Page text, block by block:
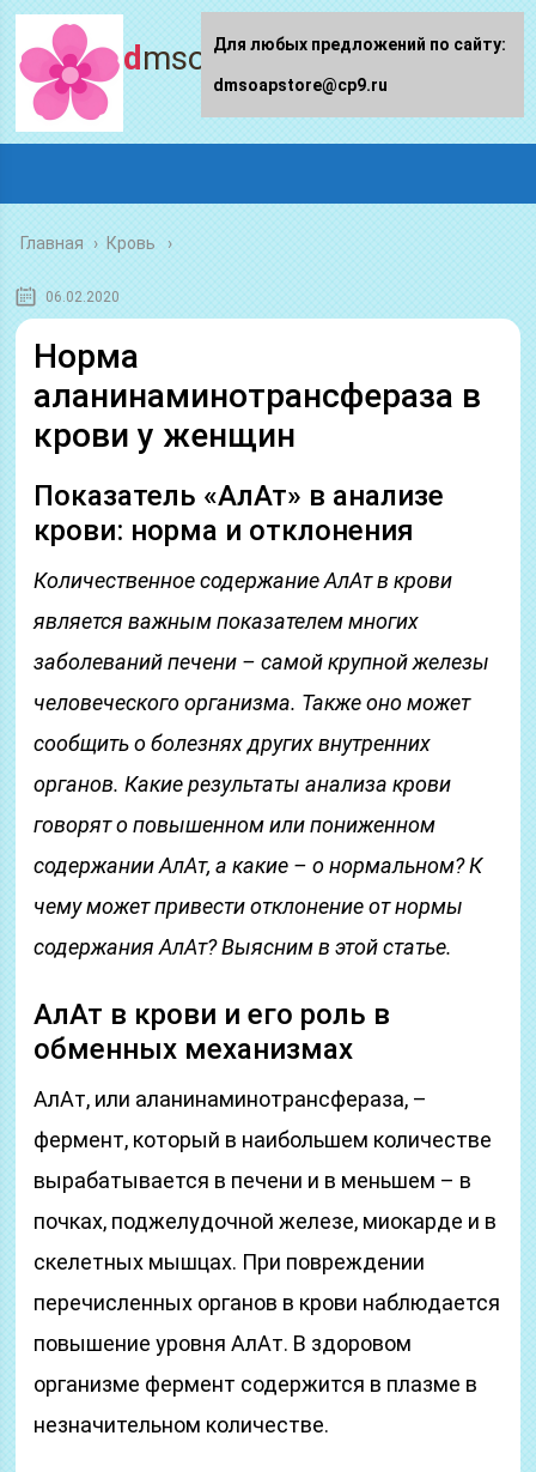
dmsoapstore.ru
Главная › Кровь
06.02.2020
Норма
аланинаминотрансфераза в
крови у женщин
Показатель «АлАт» в анализе
крови: норма и отклонения
Количественное содержание АлАт в крови
является важным показателем многих
заболеваний печени – самой крупной железы
человеческого организма. Также оно может
сообщить о болезнях других внутренних
органов. Какие результаты анализа крови
говорят о повышенном или пониженном
содержании АлАт, а какие – о нормальном? К
чему может привести отклонение от нормы
содержания АлАт? Выясним в этой статье.
АлАт в крови и его роль в
обменных механизмах
АлАт, или аланинаминотрансфераза, –
фермент, который в наибольшем количестве
вырабатывается в печени и в меньшем – в
почках, поджелудочной железе, миокарде и в
скелетных мышцах. При повреждении
перечисленных органов в крови наблюдается
повышение уровня АлАт. В здоровом
организме фермент содержится в плазме в
незначительном количестве.
Для любых предложений по сайту:
dmsoapstore@cp9.ru